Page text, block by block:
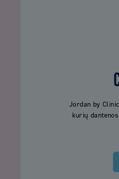
Jordan by
kurių